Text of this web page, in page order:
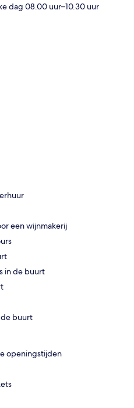
dag 08.00 uur–10.30 uur
een wijnmakerij
in de buurt
buurt
openingstijden